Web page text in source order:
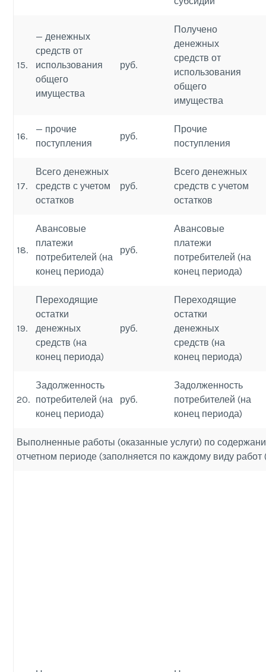
15.
— денежных
средств от
использования
общего
имущества
руб.
Получено
денежных
средств от
использования
общего
имущества
16.
— прочие
поступления
руб.
Прочие
поступления
17.
Всего денежных
средств с учетом
остатков
руб.
Всего денежных
средств с учетом
остатков
18.
Авансовые
платежи
потребителей (на
конец периода)
руб.
Авансовые
платежи
потребителей (на
конец периода)
19.
Переходящие
остатки
денежных
средств (на
конец периода)
руб.
Переходящие
остатки
денежных
средств (на
конец периода)
20.
Задолженность
потребителей (на
конец периода)
руб.
Задолженность
потребителей (на
конец периода)
Выполненные работы (оказанные услуги) по
отчетном периоде (заполняется по каждому виду работ